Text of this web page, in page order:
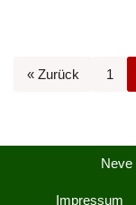
« Zurück 1
Neve
Impressum